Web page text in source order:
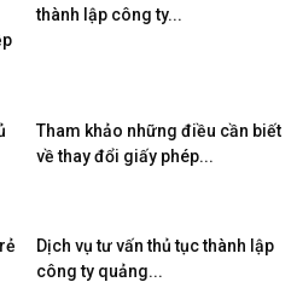
thành lập công ty...
Tham khảo những điều cần biết
về thay đổi giấy phép...
Dịch vụ tư vấn thủ tục thành lập
công ty quảng...